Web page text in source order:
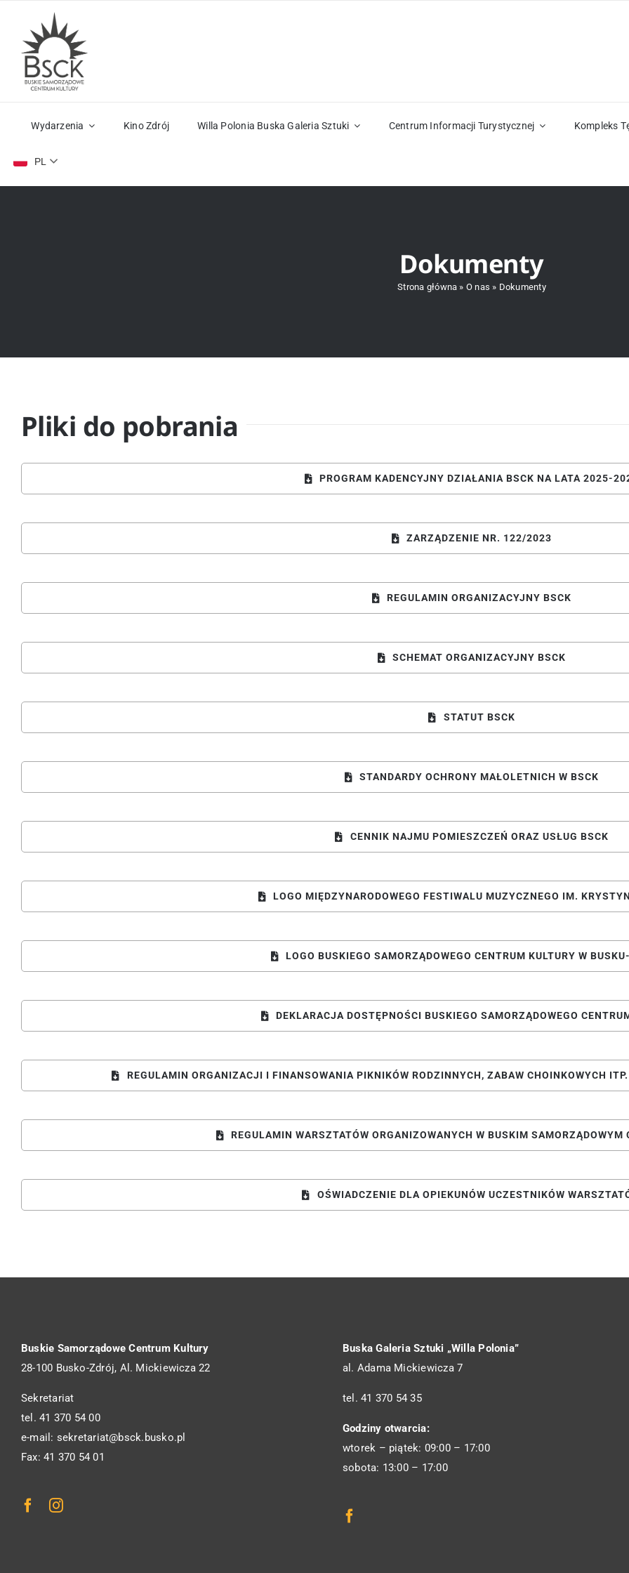
zawartości
Wydarzenia Kino Zdrój Willa Polonia Buska Galeria Sztuki Centrum Informacji Turystycznej Kompleks
PL
Dokumenty
Strona główna » O nas » Dokumenty
Pliki do pobrania
PROGRAM KADENCYJNY DZIAŁANIA BSCK NA LATA 2025-
ZARZĄDZENIE NR. 122/2023
REGULAMIN ORGANIZACYJNY BSCK
SCHEMAT ORGANIZACYJNY BSCK
STATUT BSCK
STANDARDY OCHRONY MAŁOLETNICH W BSCK
CENNIK NAJMU POMIESZCZEŃ ORAZ USŁUG BSCK
LOGO MIĘDZYNARODOWEGO FESTIWALU MUZYCZNEGO IM.
LOGO BUSKIEGO SAMORZĄDOWEGO CENTRUM KULTURY W
DEKLARACJA DOSTĘPNOŚCI BUSKIEGO SAMORZĄDOWEGO
REGULAMIN ORGANIZACJI I FINANSOWANIA PIKNIKÓW RODZINNYCH, ZABAW CHOINKOWYCH
REGULAMIN WARSZTATÓW ORGANIZOWANYCH W BUSKIM SAMORZĄDOWYM
OŚWIADCZENIE DLA OPIEKUNÓW UCZESTNIKÓW
Buskie Samorządowe Centrum Kultury
28-100 Busko-Zdrój, Al. Mickiewicza 22
Sekretariat
tel. 41 370 54 00
e-mail: sekretariat@bsck.busko.pl
Fax: 41 370 54 01
Buska Galeria Sztuki „Willa Polonia”
al. Adama Mickiewicza 7
tel. 41 370 54 35
Godziny otwarcia:
wtorek – piątek: 09:00 – 17:00
sobota: 13:00 – 17:00